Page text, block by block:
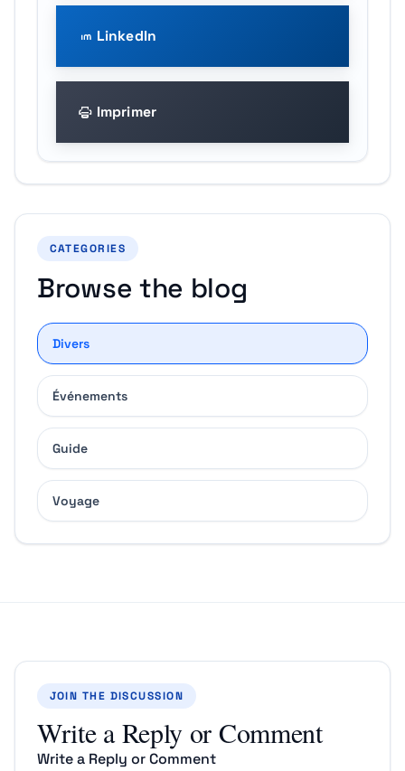
LinkedIn
Imprimer
CATEGORIES
Browse the blog
Divers
Événements
Guide
Voyage
JOIN THE DISCUSSION
Write a Reply or Comment
Write a Reply or Comment